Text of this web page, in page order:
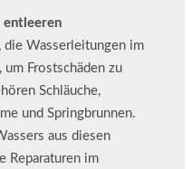
entleeren
die Wasserleitungen im
Frostschäden zu
Schläuche,
und Springbrunnen.
aus diesen
Reparaturen im